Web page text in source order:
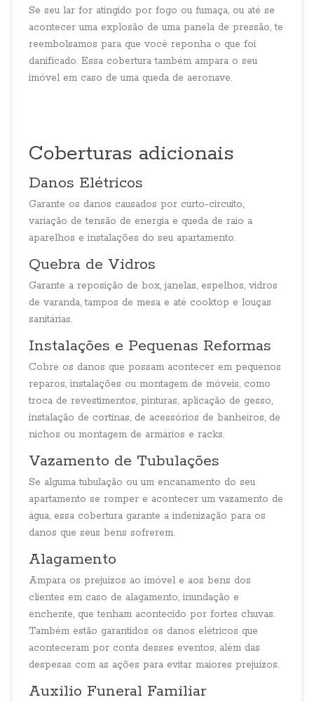
Se seu lar for atingido por fogo ou fumaça, ou até se
acontecer uma explosão de uma panela de pressão, te
reembolsamos para que você reponha o que foi
danificado. Essa cobertura também ampara o seu
imóvel em caso de uma queda de aeronave.
Coberturas adicionais
Danos Elétricos
Garante os danos causados por curto-circuito,
variação de tensão de energia e queda de raio a
aparelhos e instalações do seu apartamento.
Quebra de Vidros
Garante a reposição de box, janelas, espelhos, vidros
de varanda, tampos de mesa e até cooktop e louças
sanitárias.
Instalações e Pequenas Reformas
Cobre os danos que possam acontecer em pequenos
reparos, instalações ou montagem de móveis, como
troca de revestimentos, pinturas, aplicação de gesso,
instalação de cortinas, de acessórios de banheiros, de
nichos ou montagem de armários e racks.
Vazamento de Tubulações
Se alguma tubulação ou um encanamento do seu
apartamento se romper e acontecer um vazamento de
água, essa cobertura garante a indenização para os
danos que seus bens sofrerem.
Alagamento
Ampara os prejuízos ao imóvel e aos bens dos
clientes em caso de alagamento, inundação e
enchente, que tenham acontecido por fortes chuvas.
Também estão garantidos os danos elétricos que
aconteceram por conta desses eventos, além das
despesas com as ações para evitar maiores prejuízos.
Auxilio Funeral Familiar